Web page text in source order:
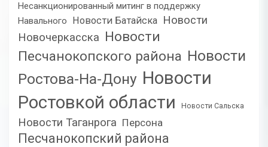
Несанкционированный митинг в поддержку
Навального
Новости Батайска Новости
Новочеркасска Новости
Песчанокопского района Новости
Ростова-На-Дону Новости
Ростовкой области
Новости Сальска
Новости Таганрога Персона
Песчанокопский района